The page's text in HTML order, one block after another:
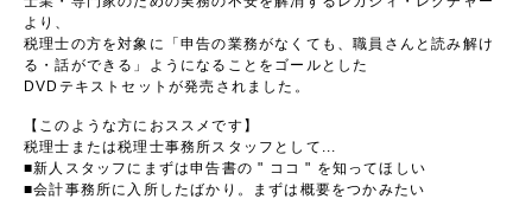
より、
税理士の方を対象に「申告の業務がなくても、職員さんと読み解け
る・話ができる」ようになることをゴールとした
DVDテキストセットが発売されました。
【このような方におススメです】
税理士または税理士事務所スタッフとして...
■新人スタッフにまずは申告書の " ココ " を知ってほしい
■会計事務所に入所したばかり。まずは概要をつかみたい